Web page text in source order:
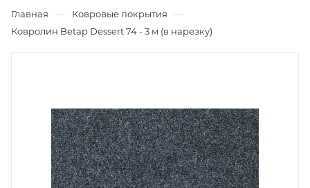
Главная — Ковровые покрытия —
Ковролин Betap Dessert 74 - 3 м (в нарезку)